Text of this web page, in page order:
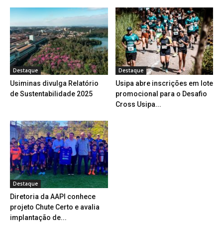
Destaque
Usiminas divulga Relatório
de Sustentabilidade 2025
Destaque
Usipa abre inscrições em lote
promocional para o Desafio
Cross Usipa...
Destaque
Diretoria da AAPI conhece
projeto Chute Certo e avalia
implantação de...